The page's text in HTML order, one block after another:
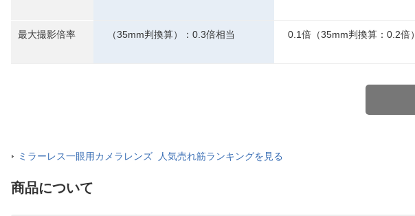
最大撮影倍率 （35mm判換算）：0.3倍相当 0.1倍（35mm判換算：0.2倍）
ミラーレス一眼用カメラレンズ 人気売れ筋ランキングを見る
商品について